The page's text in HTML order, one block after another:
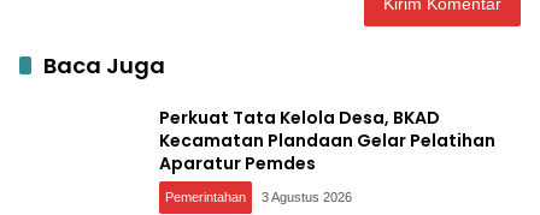
Baca Juga
Perkuat Tata Kelola Desa, BKAD
Kecamatan Plandaan Gelar Pelatihan
Aparatur Pemdes
Pemerintahan 3 Agustus 2026